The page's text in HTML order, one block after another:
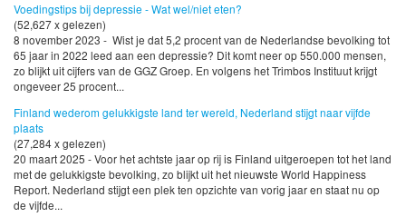
Voedingstips bij depressie - Wat wel/niet eten?
(52,627 x gelezen)
8 november 2023 - Wist je dat 5,2 procent van de Nederlandse bevolking tot
65 jaar in 2022 leed aan een depressie? Dit komt neer op 550.000 mensen,
zo blijkt uit cijfers van de GGZ Groep. En volgens het Trimbos Instituut krijgt
ongeveer 25 procent...
Finland wederom gelukkigste land ter wereld, Nederland stijgt naar vijfde
plaats
(27,284 x gelezen)
20 maart 2025 - Voor het achtste jaar op rij is Finland uitgeroepen tot het land
met de gelukkigste bevolking, zo blijkt uit het nieuwste World Happiness
Report. Nederland stijgt een plek ten opzichte van vorig jaar en staat nu op
de vijfde...